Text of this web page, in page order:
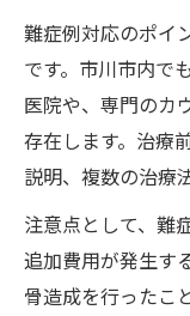
難症例対応のポイ
です。市川市内で
医院や、専門のカ
存在します。治療
説明、複数の治療
注意点として、難
追加費用が発生す
骨造成を行ったこ